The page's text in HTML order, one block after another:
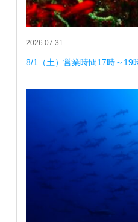
2026.07.31
8/1（土）営業時間17時～19